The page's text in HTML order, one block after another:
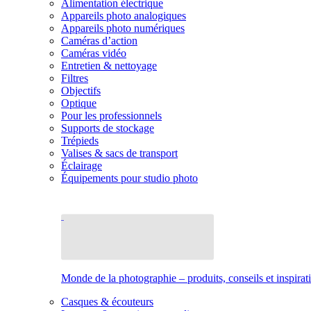
Alimentation électrique
Appareils photo analogiques
Appareils photo numériques
Caméras d’action
Caméras vidéo
Entretien & nettoyage
Filtres
Objectifs
Optique
Pour les professionnels
Supports de stockage
Trépieds
Valises & sacs de transport
Éclairage
Équipements pour studio photo
Monde de la photographie – produits, conseils et
Casques & écouteurs